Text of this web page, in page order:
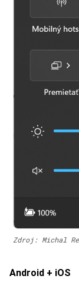
Zdroj: Michal
Android + iOS